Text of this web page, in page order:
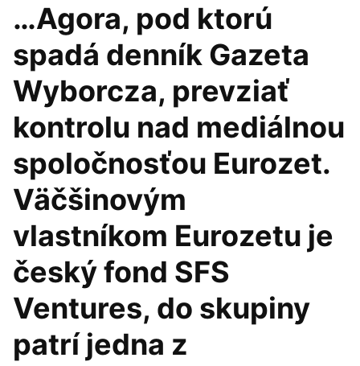
…Agora, pod ktorú
spadá denník Gazeta
Wyborcza, prevziať
kontrolu nad mediálnou
spoločnosťou Eurozet.
Väčšinovým
vlastníkom Eurozetu je
český fond SFS
Ventures, do skupiny
patrí jedna z